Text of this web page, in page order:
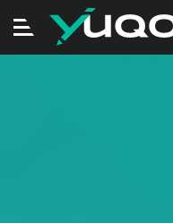
Alternar
navegación